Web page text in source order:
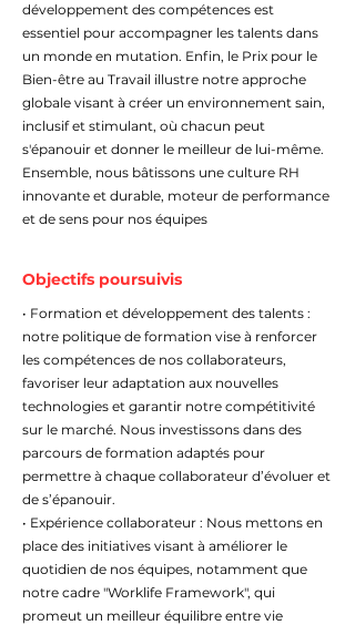
développement des compétences est
essentiel pour accompagner les talents dans
un monde en mutation. Enfin, le Prix pour le
Bien-être au Travail illustre notre approche
globale visant à créer un environnement sain,
inclusif et stimulant, où chacun peut
s'épanouir et donner le meilleur de lui-même.
Ensemble, nous bâtissons une culture RH
innovante et durable, moteur de performance
et de sens pour nos équipes
Objectifs poursuivis
• Formation et développement des talents :
notre politique de formation vise à renforcer
les compétences de nos collaborateurs,
favoriser leur adaptation aux nouvelles
technologies et garantir notre compétitivité
sur le marché. Nous investissons dans des
parcours de formation adaptés pour
permettre à chaque collaborateur d’évoluer et
de s’épanouir.
• Expérience collaborateur : Nous mettons en
place des initiatives visant à améliorer le
quotidien de nos équipes, notamment que
notre cadre "Worklife Framework", qui
promeut un meilleur équilibre entre vie